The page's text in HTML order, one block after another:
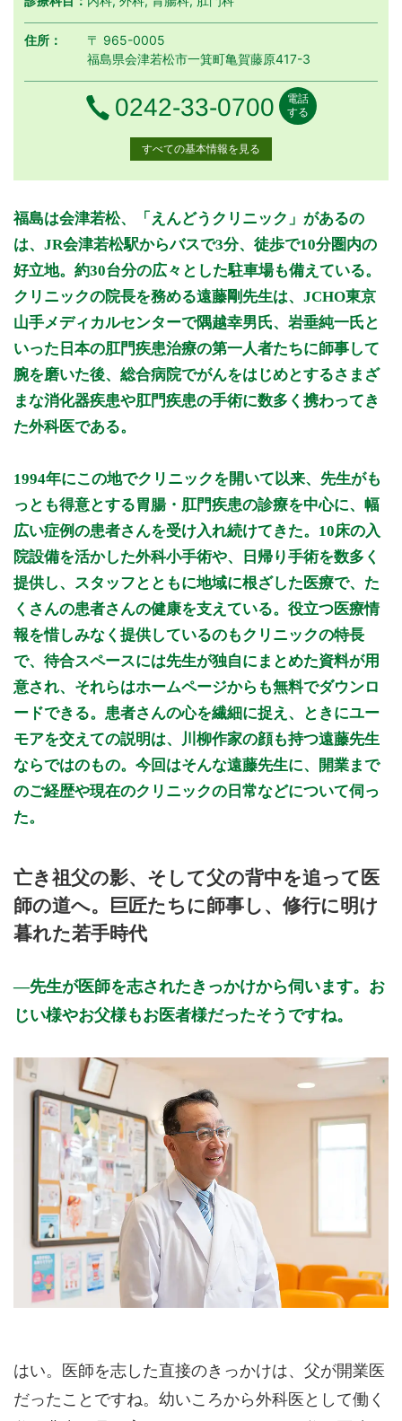
住所：
〒 965-0005
福島県会津若松市一箕町亀賀藤原417-3
電話番号
0242-33-0700
電話
する
すべての基本情報を見る
診療時間 月 月曜日
火 火曜日
水 木曜日
金 金曜日
土 土曜日
日
8:30 - 12:30
○ ○ ○ ○
○
14:00 - 18:00
○ ○ ○
○
14:00 - 17:00
○
休診日： 水曜午後、第2・4土曜日、日曜、祝日
※診療時間や臨時休診・診療内容等について、事前に必ず医療
機関ホームページ、またはお電話にてご確認ください。
>>病院なびで医療機関の詳細を見る
公式HPはこちら
初診受付
福島は会津若松、「えんどうクリニック」があるの
は、JR会津若松駅からバスで3分、徒歩で10分圏内の
好立地。約30台分の広々とした駐車場も備えている。
クリニックの院長を務める遠藤剛先生は、JCHO東京
山手メディカルセンターで隅越幸男氏、岩垂純一氏と
いった日本の肛門疾患治療の第一人者たちに師事して
腕を磨いた後、総合病院でがんをはじめとするさまざ
まな消化器疾患や肛門疾患の手術に数多く携わってき
た外科医である。
1994年にこの地でクリニックを開いて以来、先生がも
っとも得意とする胃腸・肛門疾患の診療を中心に、幅
広い症例の患者さんを受け入れ続けてきた。10床の入
院設備を活かした外科小手術や、日帰り手術を数多く
提供し、スタッフとともに地域に根ざした医療で、た
くさんの患者さんの健康を支えている。役立つ医療情
報を惜しみなく提供しているのもクリニックの特長
で、待合スペースには先生が独自にまとめた資料が用
意され、それらはホームページからも無料でダウンロ
ードできる。患者さんの心を繊細に捉え、ときにユー
モアを交えての説明は、川柳作家の顔も持つ遠藤先生
ならではのもの。今回はそんな遠藤先生に、開業まで
のご経歴や現在のクリニックの日常などについて伺っ
た。
亡き祖父の影、そして父の背中を追って医
師の道へ。巨匠たちに師事し、修行に明け
暮れた若手時代
先生が医師を志されたきっかけから伺います。お
じい様やお父様もお医者様だったそうですね。
はい。医師を志した直接のきっかけは、父が開業医
だったことですね。幼いころから外科医として働く